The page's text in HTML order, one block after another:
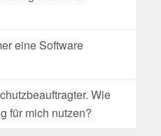
eine Software
Wie
für mich nutzen?